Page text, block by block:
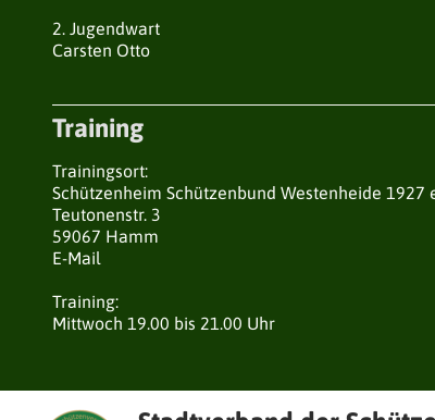
2. Jugendwart
Carsten Otto
Training
Trainingsort:
Schützenheim Schützenbund Westenheide 1927
Teutonenstr. 3
59067 Hamm
E-Mail
Training:
Mittwoch 19.00 bis 21.00 Uhr